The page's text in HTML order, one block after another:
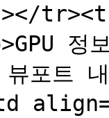
정
뷰포트